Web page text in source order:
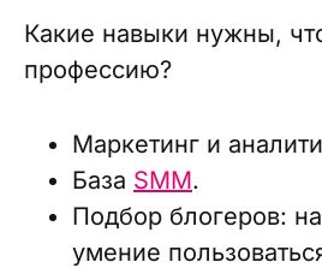
Какие навыки нужны,
профессию?
Маркетинг и
База SMM.
Подбор блогеров:
умение